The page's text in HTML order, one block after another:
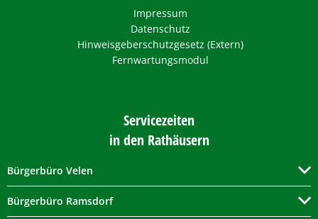
Impressum
Datenschutz
Hinweisgeberschutzgesetz (Extern)
Fernwartungsmodul
Servicezeiten
in den Rathäusern
Bürgerbüro Velen
Bürgerbüro Ramsdorf